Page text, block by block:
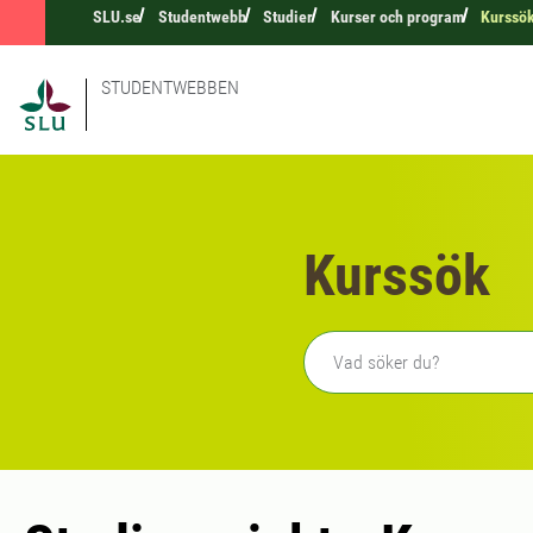
SLU.se Studentwebb Studier Kurser och program
STUDENTWEBBEN
Kurssök
Fritext sökning